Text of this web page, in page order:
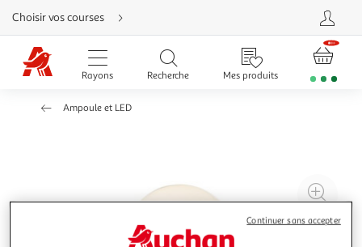
Aller
directement
au
contenu
Aller
directement
Aller
rubrique
Choisir vos courses
Rayons Recherche Mes produits
Ampoule et LED
à
Continuer sans accepter